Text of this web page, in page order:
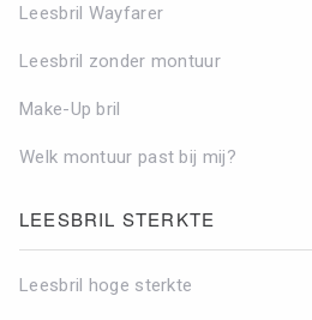
Leesbril Wayfarer
Leesbril zonder montuur
Make-Up bril
Welk montuur past bij mij?
LEESBRIL STERKTE
Leesbril hoge sterkte